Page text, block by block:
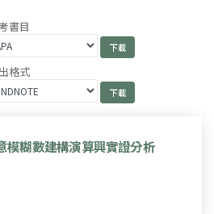
書目
格式
模糊數建構演算興實證分析